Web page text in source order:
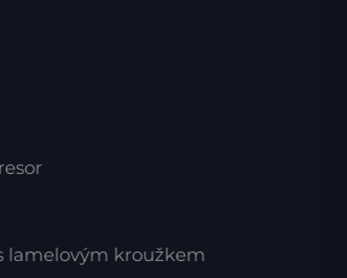
lamelovým kroužkem